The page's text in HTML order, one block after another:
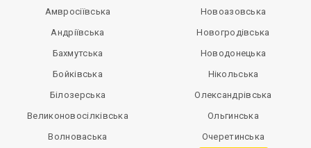
Амвросіївська
Андріївська
Бахмутська
Бойківська
Білозерська
Великоновосілківська
Волноваська
Новоазовська
Новогродівська
Новодонецька
Нікольська
Олександрівська
Ольгинська
Очеретинська